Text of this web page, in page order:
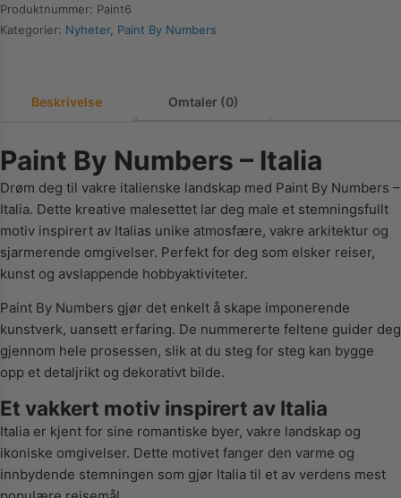
Produktnummer: Paint6
Kategorier: Nyheter, Paint By Numbers
Beskrivelse Omtaler (0)
Paint By Numbers – Italia
Drøm deg til vakre italienske landskap med Paint By Numbers –
Italia. Dette kreative malesettet lar deg male et stemningsfullt
motiv inspirert av Italias unike atmosfære, vakre arkitektur og
sjarmerende omgivelser. Perfekt for deg som elsker reiser,
kunst og avslappende hobbyaktiviteter.
Paint By Numbers gjør det enkelt å skape imponerende
kunstverk, uansett erfaring. De nummererte feltene guider deg
gjennom hele prosessen, slik at du steg for steg kan bygge
opp et detaljrikt og dekorativt bilde.
Et vakkert motiv inspirert av Italia
Italia er kjent for sine romantiske byer, vakre landskap og
ikoniske omgivelser. Dette motivet fanger den varme og
innbydende stemningen som gjør Italia til et av verdens mest